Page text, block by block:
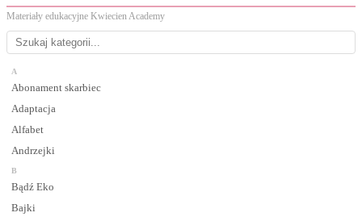
Materiały edukacyjne Kwiecien Academy
A
Abonament skarbiec
Adaptacja
Alfabet
Andrzejki
B
Bądź Eko
Bajki